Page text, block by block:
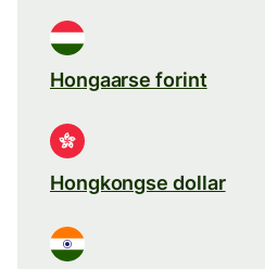
Hongaarse forint
Hongkongse dollar